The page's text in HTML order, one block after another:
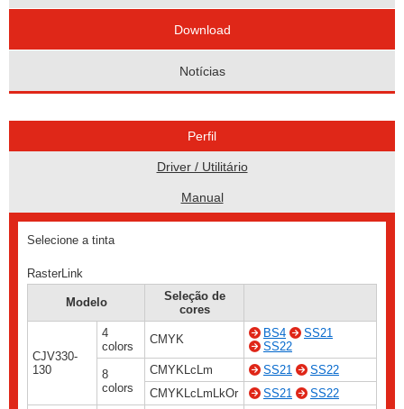
Download
Notícias
Perfil
Driver / Utilitário
Manual
Selecione a tinta
RasterLink
Modelo
Seleção de
cores
CJV330-
130
4
colors
CMYK BS4
SS21
SS22
8
colors
CMYKLcLm SS21
SS22
CMYKLcLmLkOr
SS21 SS22